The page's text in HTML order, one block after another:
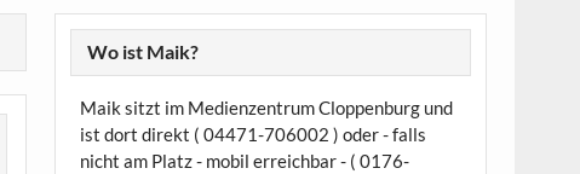
Wo ist Maik?
Maik sitzt im Medienzentrum Cloppenburg und
ist dort direkt ( 04471-706002 ) oder - falls
nicht am Platz - mobil erreichbar - ( 0176-